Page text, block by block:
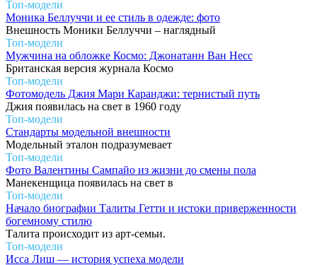
Топ-модели
Моника Беллуччи и ее стиль в одежде: фото
Внешность Моники Беллуччи – наглядный
Топ-модели
Мужчина на обложке Космо: Джонатанн Ван Несс
Британская версия журнала Космо
Топ-модели
Фотомодель Джия Мари Каранджи: тернистый путь
Джия появилась на свет в 1960 году
Топ-модели
Стандарты модельной внешности
Модельный эталон подразумевает
Топ-модели
Фото Валентины Сампайо из жизни до смены пола
Манекенщица появилась на свет в
Топ-модели
Начало биографии Талиты Гетти и истоки приверженности
богемному стилю
Талита происходит из арт-семьи.
Топ-модели
Исса Лиш — история успеха модели